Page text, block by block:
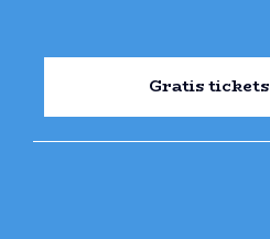
Gratis tickets